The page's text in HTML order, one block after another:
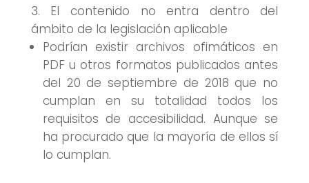
El contenido no entra dentro del
ámbito de la legislación aplicable
Podrían existir archivos ofimáticos en
PDF u otros formatos publicados antes
del 20 de septiembre de 2018 que no
cumplan en su totalidad todos los
requisitos de accesibilidad. Aunque se
ha procurado que la mayoría de ellos sí
lo cumplan.